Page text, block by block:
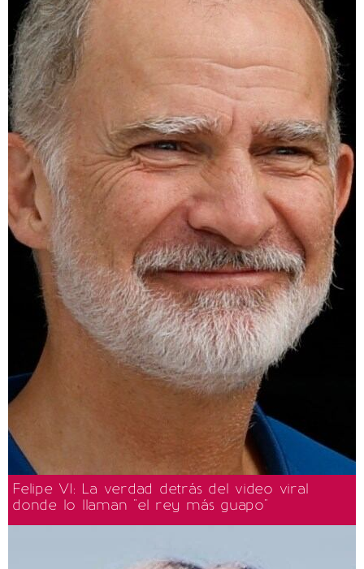
Felipe VI: La verdad detrás del video viral
donde lo llaman "el rey más guapo"